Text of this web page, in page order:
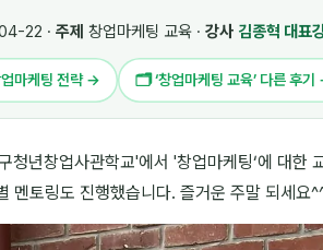
22 · 주제 창업마케팅 교육 · 강사 김종혁 대표
마케팅 전략 → 🗂 ‘창업마케팅 교육’ 다른 후
청년창업사관학교'에서 '창업마케팅‘에 대한
멘토링도 진행했습니다. 즐거운 주말 되세요